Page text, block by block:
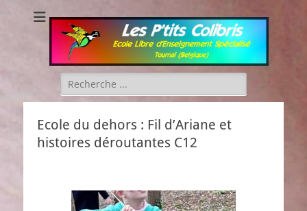
Les P'tits Colibris
Rechercher :
Ecole du dehors : Fil d’Ariane et
histoires déroutantes C12